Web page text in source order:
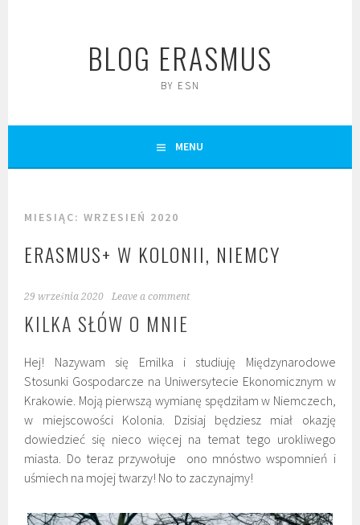
BLOG ERASMUS
BY ESN
MENU
MIESIĄC:WRZESIEŃ 2020
ERASMUS+ W KOLONII, NIEMCY
29 września 2020 Leave a comment
KILKA SŁÓW O MNIE
Hej! Nazywam się Emilka i studiuję Międzynarodowe
Stosunki Gospodarcze na Uniwersytecie Ekonomicznym w
Krakowie. Moją pierwszą wymianę spędziłam w Niemczech,
w miejscowości Kolonia. Dzisiaj będziesz miał okazję
dowiedzieć się nieco więcej na temat tego urokliwego
miasta. Do teraz przywołuje ono mnóstwo wspomnień i
uśmiech na mojej twarzy! No to zaczynajmy!